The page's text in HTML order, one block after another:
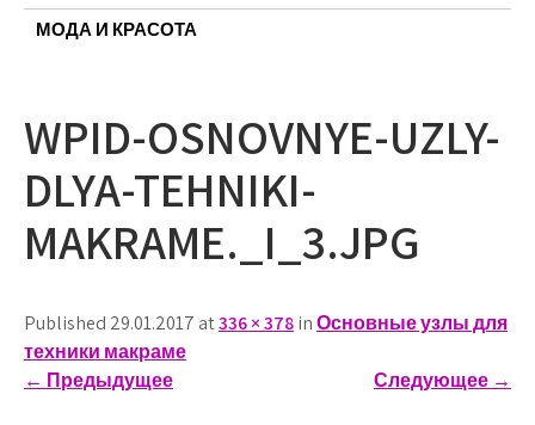
МОДА И КРАСОТА
WPID-OSNOVNYE-UZLY-
DLYA-TEHNIKI-
MAKRAME._I_3.JPG
Published 29.01.2017 at336 × 378inОсновные узлы для
техники макраме
← Предыдущее Следующее →